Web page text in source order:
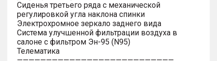
Сиденья третьего ряда с механической
регулировкой угла наклона спинки
Электрохромное зеркало заднего вида
Система улучшенной фильтрации воздуха в
салоне с фильтром Эн-95 (N95)
Телематика